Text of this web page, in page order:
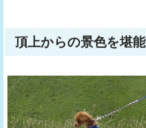
頂上からの景色を堪能